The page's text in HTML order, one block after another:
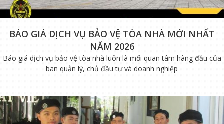
BÁO GIÁ DỊCH VỤ BẢO VỆ TÒA NHÀ MỚI NHẤT
NĂM 2026
Báo giá dịch vụ bảo vệ tòa nhà luôn là mối quan tâm hàng đầu của
ban quản lý, chủ đầu tư và doanh nghiệp